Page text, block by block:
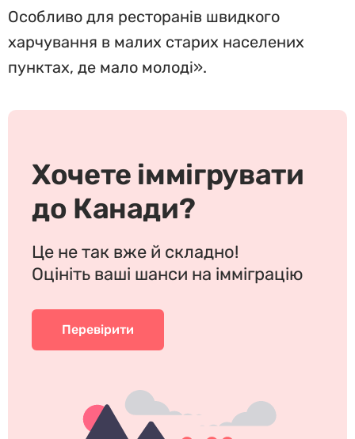
Особливо для ресторанів швидкого
харчування в малих старих населених
пунктах, де мало молоді».
Хочете іммігрувати
до Канади?
Це не так вже й складно!
Оцініть ваші шанси на імміграцію
Перевірити